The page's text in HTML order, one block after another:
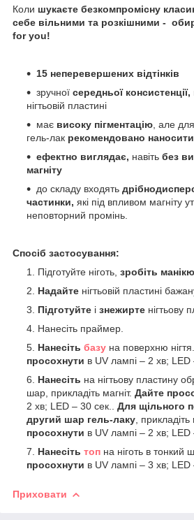
Коли шукаєте безкомпромісну
себе вільними та розкішними -
for you!
15 неперевершених відтінків
зручної середньої консистенції,
нігтьовій пластині
має високу пігментацію , але
гель-лак рекомендовано
ефектно виглядає, навіть без
магніту
до складу входять
частинки, які під впливом магніту
неповторний промінь.
Спосіб застосування:
Підготуйте ніготь, зробіть
Надайте нігтьовій пластині
Підготуйте і знежирте нігтьову
Нанесіть праймер.
Нанесіть базу на поверхню нігтя.
просохнути в UV лампі – 2 хв; LED
Нанесіть на нігтьову пластину
шар, прикладіть магніт. Дайте
2 хв; LED – 30 сек.. Для щільного
другий шар гель-лаку , прикладіть
просохнути в UV лампі – 2 хв; LED
Нанесіть топ на ніготь в тонкий
просохнути в UV лампі – 3 хв; LED
Приховати